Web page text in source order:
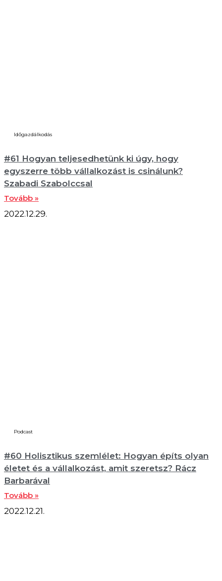
Időgazdálkodás
#61 Hogyan teljesedhetünk ki úgy, hogy
egyszerre több vállalkozást is csinálunk?
Szabadi Szabolccsal
Tovább »
2022.12.29.
Podcast
#60 Holisztikus szemlélet: Hogyan építs olyan
életet és a vállalkozást, amit szeretsz? Rácz
Barbarával
Tovább »
2022.12.21.